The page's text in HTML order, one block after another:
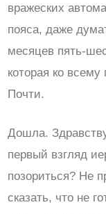
вражеских
пояса, даже
месяцев пять-
которая ко
Почти.
Дошла.
первый взгляд
позориться? Не
сказать, что не